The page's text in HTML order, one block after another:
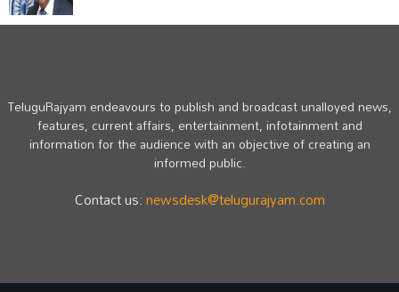
TeluguRajyam endeavours to publish and broadcast unalloyed news,
features, current affairs, entertainment, infotainment and
information for the audience with an objective of creating an
informed public.
Contact us:newsdesk@telugurajyam.com